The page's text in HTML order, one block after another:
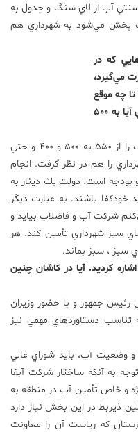
سنتي آب از لاي سنگ و جدول به
پخش مي‌شود به شهرداري هم
كه در
مي‌گيرد،
چه موقع
كاهش می‌یابد؟ مثلاً آیا مصرف 550 ليتري آيا به 500
بله. ما در همين زمینه، کوشیده‌ایم مصرف را از 550 به 500 و 400 و حتي
را هم در نظر گرفت. انجام
بودجه است. دولت يك دينار به
خودكفا باشند. به عبارت دیگر
شركت آب و فاضلاب بيايد و
سبز شهرداري تأمین کند. هر
، سبز بماند.
کردید. آیا در کاشان چنین
جمهور و با حضور وزيران
تناسب دستاوردهاي مهمي نيز
وضعيت آب، باید شوراي عالي
به آنكه ساختار شركت آبفا
و خاص تأمين آب در منطقه به
ذيربط در اين بخش نیاز دارد
كه رياست آن را معاونت